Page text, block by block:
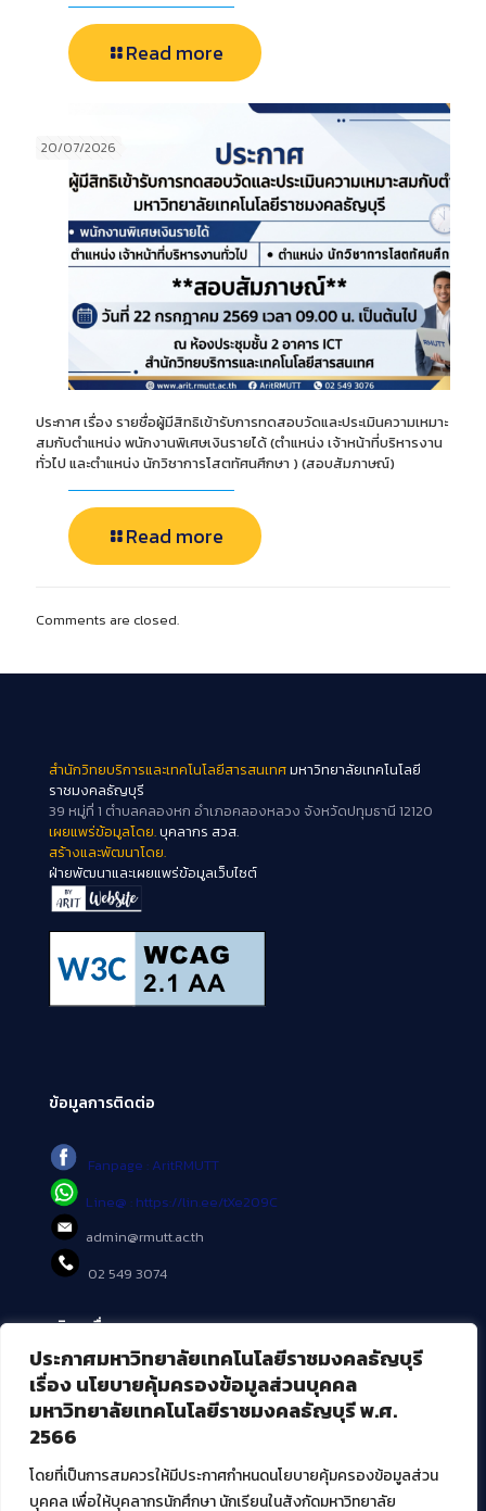
ประกาศมหาวิทยาลัยเทคโนโลยีราชมงคลธัญบุรี
เรื่อง นโยบายคุ้มครองข้อมูลส่วนบุคคล
มหาวิทยาลัยเทคโนโลยีราชมงคลธัญบุรี พ.ศ.
2566
โดยที่เป็นการสมควรให้มีประกาศกำหนดนโยบายคุ้มครองข้อมูลส่วน
บุคคล เพื่อให้บุคลากรนักศึกษา นักเรียนในสังกัดมหาวิทยาลัย
Read more
20/07/2026
ประกาศ เรื่อง รายชื่อผู้มีสิทธิเข้ารับการทดสอบวัดและประเมินความเหมาะ
สมกับตำแหน่ง พนักงานพิเศษเงินรายได้ (ตำแหน่ง เจ้าหน้าที่บริหารงาน
ทั่วไป และตำแหน่ง นักวิชาการโสตทัศนศึกษา ) (สอบสัมภาษณ์)
Read more
Comments are closed.
สำนักวิทยบริการและเทคโนโลยีสารสนเทศมหาวิทยาลัยเทคโนโลยี
ราชมงคลธัญบุรี
39 หมู่ที่ 1 ตำบลคลองหก อำเภอคลองหลวง จังหวัดปทุมธานี 12120
เผยแพร่ข้อมูลโดย.บุคลากร สวส.
สร้างและพัฒนาโดย.
ฝ่ายพัฒนาและเผยแพร่ข้อมูลเว็บไซต์
ข้อมูลการติดต่อ
Fanpage : AritRMUTT
Line@ : https://lin.ee/tXe209C
admin@rmutt.ac.th
02 549 3074
บริการอื่นๆ ของ สวส.
ศูนย์สื่อดิจิทัล
ศูนย์นวัตกรรมและความรู้
ศูนย์พัฒนาและบริการนวัตกรรมดิจิทัล
สมัยใหม่ (MoSeC)